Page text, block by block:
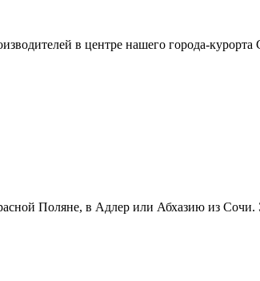
в центре нашего города-
Поляне, в Адлер или Абхазию из